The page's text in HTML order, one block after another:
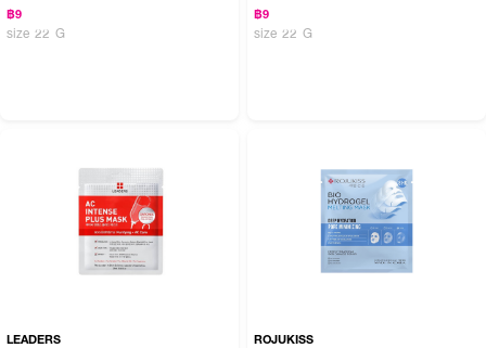
฿9
size 22 G
฿9
size 22 G
LEADERS ROJUKISS